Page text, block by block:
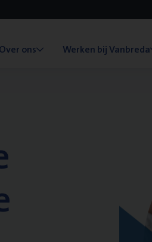
Over ons Werken bij Vanbreda